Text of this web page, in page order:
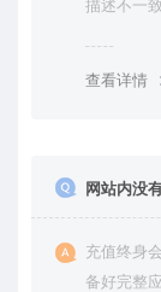
描述不一
查看详情
网站内没
充值终身
备好完整